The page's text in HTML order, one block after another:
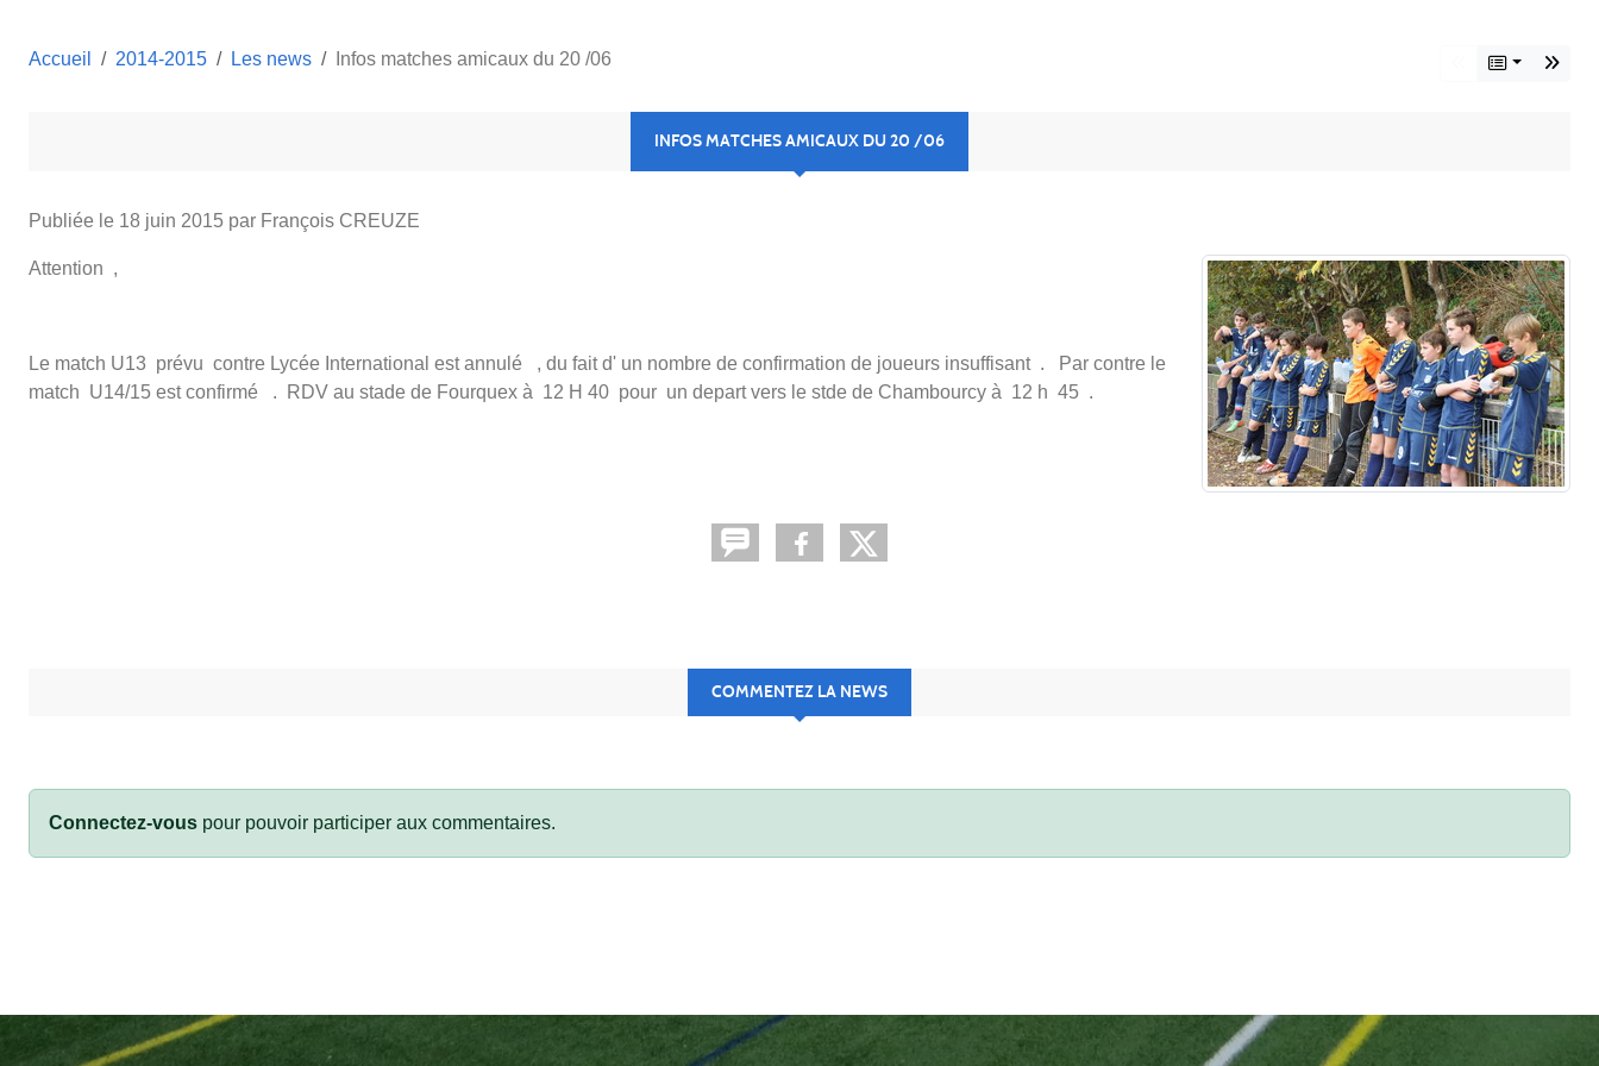
Accueil 2014-2015 Les news Infos matches amicaux du 20 /06
INFOS MATCHES AMICAUX DU 20 /06
Publiée le 18 juin 2015 par François CREUZE
Attention ,
Le match U13 prévu contre Lycée International est annulé , du fait d' un nombre de confirmation de joueurs insuffisant . Par contre le
match U14/15 est confirmé . RDV au stade de Fourquex à 12 H 40 pour un depart vers le stde de Chambourcy à 12 h 45 .
COMMENTEZ LA NEWS
Connectez-vous pour pouvoir participer aux commentaires.